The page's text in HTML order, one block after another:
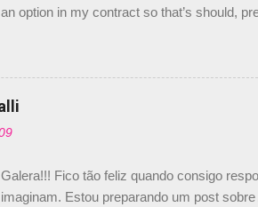
option in my contract so that’s should,
🇩🇪 #F1 pic.twitter.com/
Galera!!! Fico tão feliz quando consigo
imaginam. Estou preparando um post